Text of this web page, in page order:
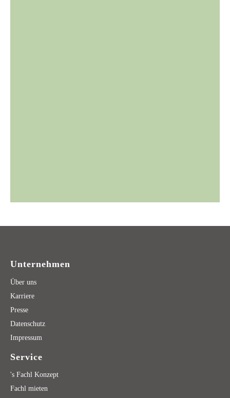
Unternehmen
Über uns
Karriere
Presse
Datenschutz
Impressum
Service
's Fachl Konzept
Fachl mieten